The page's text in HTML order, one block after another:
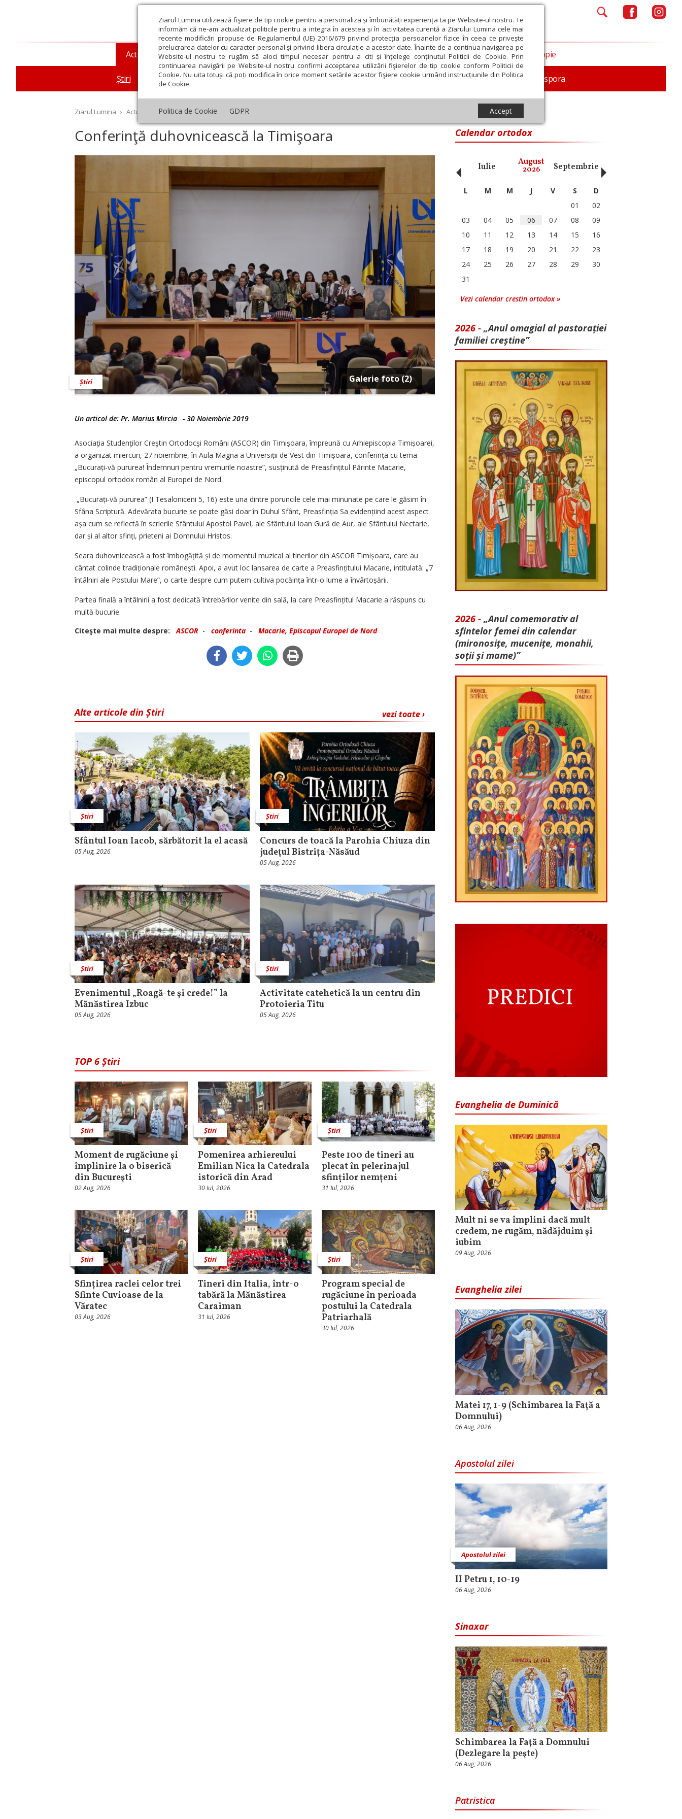
Ziarul Lumina utilizează fişiere de tip cookie pentru a personaliza și îmbunătăți experiența ta pe Website-ul nostru. Te
informăm că ne-am actualizat politicile pentru a integra în acestea și în activitatea curentă a Ziarului Lumina cele mai
recente modificări propuse de Regulamentul (UE) 2016/679 privind protecția persoanelor fizice în ceea ce privește
prelucrarea datelor cu caracter personal și privind libera circulație a acestor date. Înainte de a continua navigarea pe
Website-ul nostru te rugăm să aloci timpul necesar pentru a citi și înțelege conținutul Politicii de Cookie. Prin
continuarea navigării pe Website-ul nostru confirmi acceptarea utilizării fişierelor de tip cookie conform Politicii de
Cookie. Nu uita totuși că poți modifica în orice moment setările acestor fişiere cookie urmând instrucțiunile din Politica
de Cookie.
Politica de Cookie GDPR Accept
Actualitate religioasă
Știri Mesaje și cuvântări An omagial Comunicate de presă Documentar In memoriam Diaspora
Teologie și spiritualitate Educaţie și Cultură Societate Opinii Filantropie
Ziarul Lumina › Actualitate religioasă › Știri › Conferinţă duhovnicească la Timişoara
Conferinţă duhovnicească la Timişoara
Galerie foto (2)
Știri
Un articol de: Pr. Marius Mircia - 30 Noiembrie 2019
Asociaţia Studenţilor Creştin Ortodocşi Români (ASCOR) din Timișoara, împreună cu Arhiepiscopia Timișoarei,
a organizat miercuri, 27 noiembrie, în Aula Magna a Universiții de Vest din Timișoara, conferința cu tema
„Bucurați‑vă pururea! Îndemnuri pentru vremurile noastre”, susținută de Preasfințitul Părinte Macarie,
episcopul ortodox român al Europei de Nord.
„Bucurați‑vă pururea” (I Tesaloniceni 5, 16) este una dintre poruncile cele mai minunate pe care le găsim în
Sfâna Scriptură. Adevărata bucurie se poate găsi doar în Duhul Sfânt, Preasfinția Sa evidențiind acest aspect
așa cum se reflectă în scrierile Sfântului Apostol Pavel, ale Sfântului Ioan Gură de Aur, ale Sfântului Nectarie,
dar și al altor sfinți, prieteni ai Domnului Hristos.
Seara duhovnicească a fost îmbogățită și de momentul muzical al tinerilor din ASCOR Timișoara, care au
cântat colinde tradiționale românești. Apoi, a avut loc lansarea de carte a Preasfințitului Macarie, intitulată: „7
întâlniri ale Postului Mare”, o carte despre cum putem cultiva pocăința într‑o lume a învârtoșării.
Partea finală a întâlnirii a fost dedicată întrebărilor venite din sală, la care Preasfințitul Macarie a răspuns cu
multă bucurie.
Citeşte mai multe despre:
ASCOR - conferinta - Macarie, Episcopul Europei de Nord
vezi toate ›
Alte articole din Știri
Știri
Sfântul Ioan Iacob, sărbătorit la el acasă
05 Aug, 2026
Știri
​Concurs de toacă la Parohia Chiuza din
judeţul Bistriţa-Năsăud
05 Aug, 2026
Știri
Evenimentul „Roagă-te și crede!” la
Mănăstirea Izbuc
05 Aug, 2026
Știri
Activitate catehetică la un centru din
Protoieria Titu
05 Aug, 2026
TOP 6 Știri
Știri
Moment de rugăciune şi
împlinire la o biserică
din Bucureşti
02 Aug, 2026
Știri
Pomenirea arhiereului
Emilian Nica la Catedrala
istorică din Arad
30 Iul, 2026
Știri
Peste 100 de tineri au
plecat în pelerinajul
sfinților nemțeni
31 Iul, 2026
Știri
Sfințirea raclei celor trei
Sfinte Cuvioase de la
Văratec
03 Aug, 2026
Știri
Tineri din Italia, într-o
tabără la Mănăstirea
Caraiman
31 Iul, 2026
Știri
Program special de
rugăciune în perioada
postului la Catedrala
Patriarhală
30 Iul, 2026
Calendar ortodox
Decembrie Ianuarie Februarie Martie Aprilie Iulie August
2026 Septembrie Octombrie
‹ L M M J V S
D
01
02
03
04 05 06 07 08
09
10
11 12 13 14 15
16
17
18 19 20 21 22
23
24
25 26 27 28 29
30
31
Vezi calendar crestin ortodox »
2026 - „Anul omagial al pastorației
familiei creștine”
2026 - „Anul comemorativ al
sfintelor femei din calendar
(mironosițe, mu­cenițe, monahii,
soții și mame)”
Evanghelia de Duminică
Mult ni se va împlini dacă mult
credem, ne rugăm, nădăjduim și
iubim
09 Aug, 2026
Evanghelia zilei
Matei 17, 1-9 (Schimbarea la Față a
Domnului)
06 Aug, 2026
Apostolul zilei
Apostolul zilei
II Petru 1, 10-19
06 Aug, 2026
Sinaxar
Schimbarea la Faţă a Domnului
(Dezlegare la peşte)
06 Aug, 2026
Patristica